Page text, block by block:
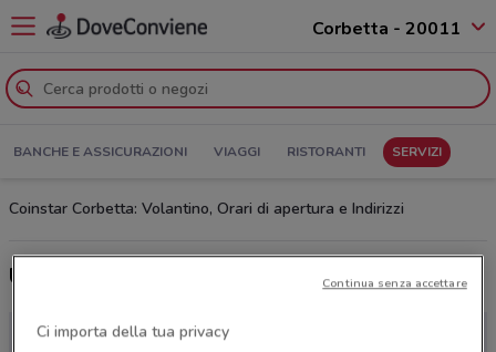
Corbetta - 20011
BANCHE E ASSICURAZIONI VIAGGI RISTORANTI SERVIZI
Coinstar Corbetta: Volantino, Orari di apertura e Indirizzi
Ultime offerte del volantino Coinstar
Ci importa della tua privacy
Continua senza accettare